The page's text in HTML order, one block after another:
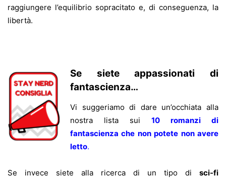
raggiungere l’equilibrio sopracitato e, di conseguenza, la
libertà.
Se siete appassionati di
fantascienza…
Vi suggeriamo di dare un’occhiata alla
nostra lista sui 10 romanzi di
fantascienza che non potete non avere
letto.
Se invece siete alla ricerca di un tipo di sci-fi